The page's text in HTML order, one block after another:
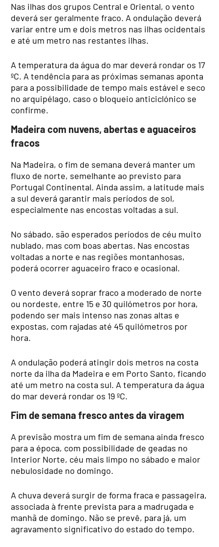
Nas ilhas dos grupos Central e Oriental, o vento
deverá ser geralmente fraco. A ondulação deverá
variar entre um e dois metros nas ilhas ocidentais
e até um metro nas restantes ilhas.
A temperatura da água do mar deverá rondar os 17
ºC. A tendência para as próximas semanas aponta
para a possibilidade de tempo mais estável e seco
no arquipélago, caso o bloqueio anticiclónico se
confirme.
Madeira com nuvens, abertas e aguaceiros
fracos
Na Madeira, o fim de semana deverá manter um
fluxo de norte, semelhante ao previsto para
Portugal Continental. Ainda assim, a latitude mais
a sul deverá garantir mais períodos de sol,
especialmente nas encostas voltadas a sul.
No sábado, são esperados períodos de céu muito
nublado, mas com boas abertas. Nas encostas
voltadas a norte e nas regiões montanhosas,
poderá ocorrer aguaceiro fraco e ocasional.
O vento deverá soprar fraco a moderado de norte
ou nordeste, entre 15 e 30 quilómetros por hora,
podendo ser mais intenso nas zonas altas e
expostas, com rajadas até 45 quilómetros por
hora.
A ondulação poderá atingir dois metros na costa
norte da ilha da Madeira e em Porto Santo, ficando
até um metro na costa sul. A temperatura da água
do mar deverá rondar os 19 ºC.
Fim de semana fresco antes da viragem
A previsão mostra um fim de semana ainda fresco
para a época, com possibilidade de geadas no
Interior Norte, céu mais limpo no sábado e maior
nebulosidade no domingo.
A chuva deverá surgir de forma fraca e passageira,
associada à frente prevista para a madrugada e
manhã de domingo. Não se prevê, para já, um
agravamento significativo do estado do tempo.